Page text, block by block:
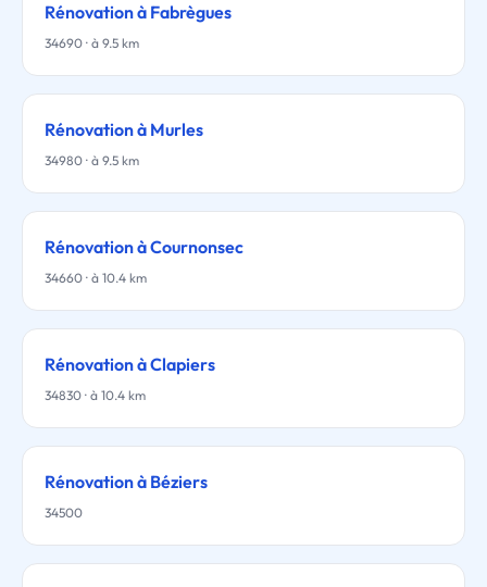
Rénovation à Fabrègues
34690 · à 9.5 km
Rénovation à Murles
34980 · à 9.5 km
Rénovation à Cournonsec
34660 · à 10.4 km
Rénovation à Clapiers
34830 · à 10.4 km
Rénovation à Béziers
34500